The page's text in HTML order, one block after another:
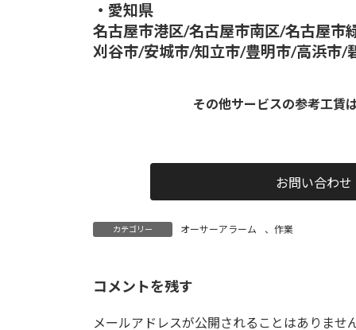
・愛知県
名古屋市港区/名古屋市南区/名古屋
刈谷市/安城市/知立市/豊明市/高浜市/
その他サービスの参考工賃
お問い合わせ
カテゴリー オーサーアラーム 、 作業
コメントを残す
メールアドレスが公開されることはありませ